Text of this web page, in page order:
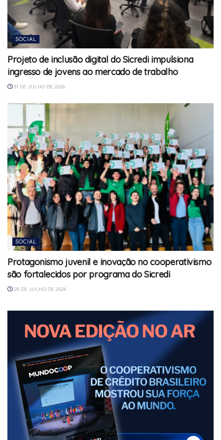
SOCIAL
Projeto de inclusão digital do Sicredi impulsiona
ingresso de jovens ao mercado de trabalho
31 DE JULHO DE 2026
SOCIAL
Protagonismo juvenil e inovação no cooperativismo
são fortalecidos por programa do Sicredi
28 DE JULHO DE 2026